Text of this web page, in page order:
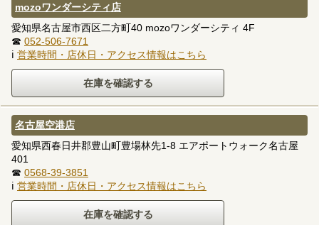
mozoワンダーシティ店
愛知県名古屋市西区二方町40 mozoワンダーシティ 4F
☎ 052-506-7671
ℹ 営業時間・店休日・アクセス情報はこちら
名古屋空港店
愛知県西春日井郡豊山町豊場林先1-8 エアポートウォーク名古屋
401
☎ 0568-39-3851
ℹ 営業時間・店休日・アクセス情報はこちら